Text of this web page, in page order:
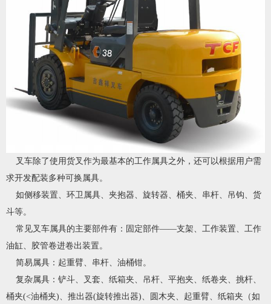
叉车除了使用货叉作为最基本的工作属具之外，还可以根据用户需
求开发配装多种可换属具。
如侧移装置、环卫属具、夹抱器、旋转器、桶夹、串杆、吊钩、货
斗等。
常见叉车属具的主要部件有：固定部件——支架、工作装置、工作
油缸、胶管卷进卷出装置。
简易属具：起重臂、串杆、油桶钳。
复杂属具：铲斗、叉套、纸箱夹、吊杆、平抱夹、纸卷夹、挑杆、
桶夹(<油桶夹)、推出器(旋转推出器)、圆木夹、起重臂、纸箱夹（如